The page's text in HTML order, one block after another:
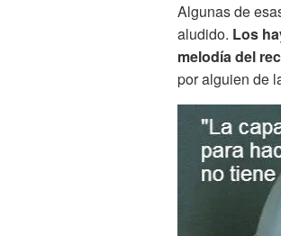
Algunas de
aludido. Los
melodía del
por alguien de